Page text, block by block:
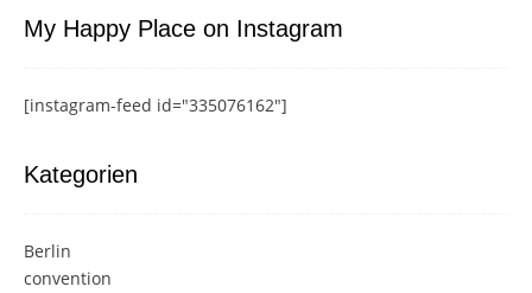
My Happy Place on Instagram
[instagram-feed id="335076162"]
Kategorien
Berlin
convention